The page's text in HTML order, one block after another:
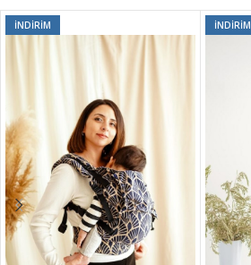
İNDIRIM İNDIRIM